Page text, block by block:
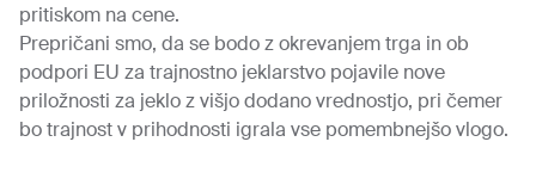
pritiskom na cene.
Prepričani smo, da se bodo z okrevanjem trga in ob
podpori EU za trajnostno jeklarstvo pojavile nove
priložnosti za jeklo z višjo dodano vrednostjo, pri čemer
bo trajnost v prihodnosti igrala vse pomembnejšo vlogo.